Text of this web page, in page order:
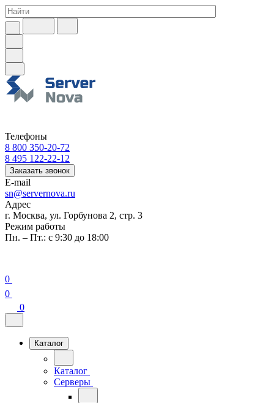
Телефоны
8 800 350-20-72
8 495 122-22-12
Заказать звонок
E-mail
sn@servernova.ru
Адрес
г. Москва, ул. Горбунова 2, стр. 3
Режим работы
Пн. – Пт.: с 9:30 до 18:00
0
0
0
Каталог
Каталог
Серверы